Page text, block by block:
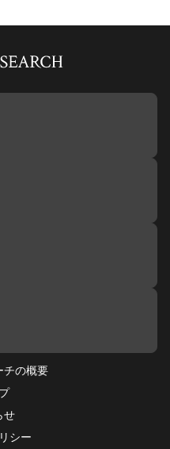
チの概要
せ
シー